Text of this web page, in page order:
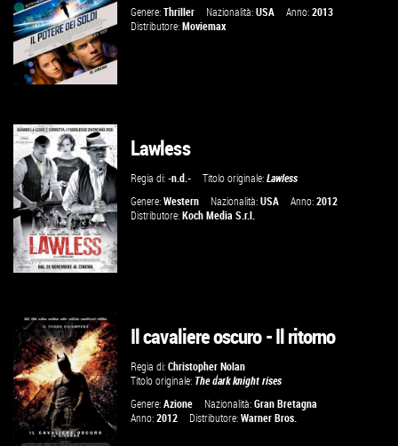
VAI ALLA SCHEDA
Genere:Thriller Nazionalità:USA Anno:2013
Distributore:Moviemax
VAI ALLA SCHEDA
Lawless
Regia di:-n.d.- Titolo originale:Lawless
Genere:Western Nazionalità:USA Anno:2012
Distributore:Koch Media S.r.l.
Il cavaliere oscuro - Il ritorno
Regia di:Christopher Nolan
Titolo originale: The dark knight rises
Genere:Azione Nazionalità:Gran Bretagna
Anno:2012 Distributore:Warner Bros.